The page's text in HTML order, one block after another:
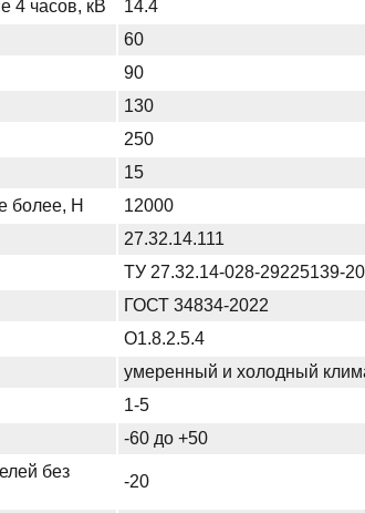
4 часов, кВ
14.4
60
90
130
250
15
более, Н
12000
27.32.14.111
ТУ 27.32.14-028-29225139-
ГОСТ 34834-2022
О1.8.2.5.4
умеренный и холодный
1-5
-60 до +50
без
-20